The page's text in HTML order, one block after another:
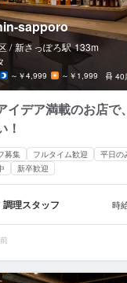
sapporo
/ 新さっぽろ駅 133m
～￥4,999 ～￥1,999 40
イデア満載のお店で
！
募集 フルタイム歓迎 平日の
新卒歓迎
理スタッフ 時